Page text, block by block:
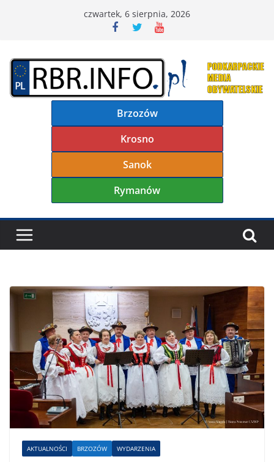
czwartek, 6 sierpnia, 2026
Brzozów
Krosno
Sanok
Rymanów
AKTUALNOŚCI BRZOZÓW WYDARZENIA